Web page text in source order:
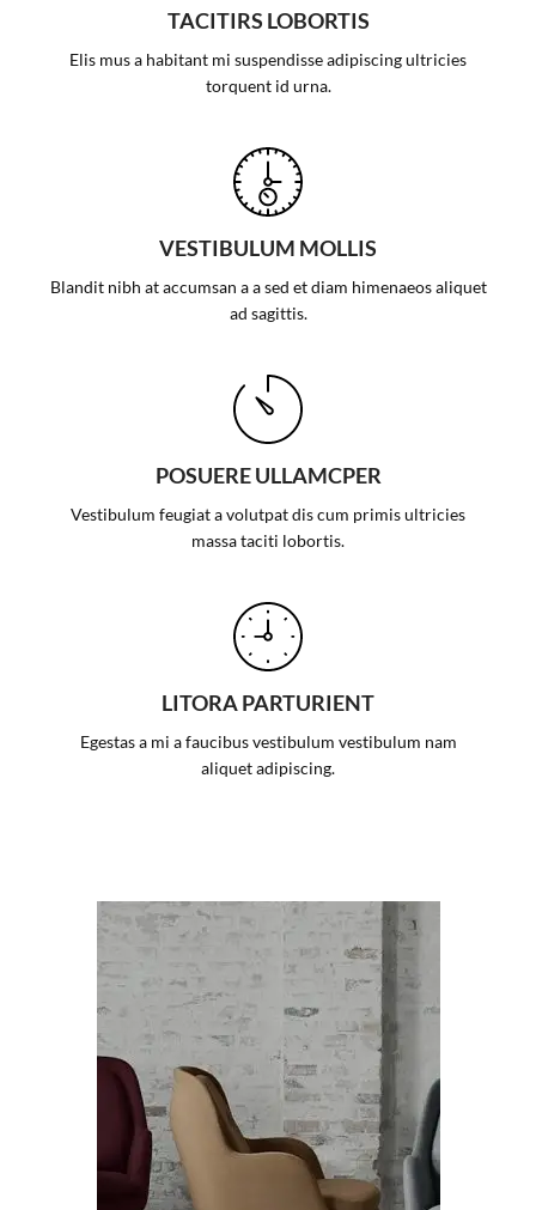
TACITIRS LOBORTIS
Elis mus a habitant mi suspendisse adipiscing ultricies
torquent id urna.
VESTIBULUM MOLLIS
Blandit nibh at accumsan a a sed et diam himenaeos aliquet
ad sagittis.
POSUERE ULLAMCPER
Vestibulum feugiat a volutpat dis cum primis ultricies
massa taciti lobortis.
LITORA PARTURIENT
Egestas a mi a faucibus vestibulum vestibulum nam
aliquet adipiscing.